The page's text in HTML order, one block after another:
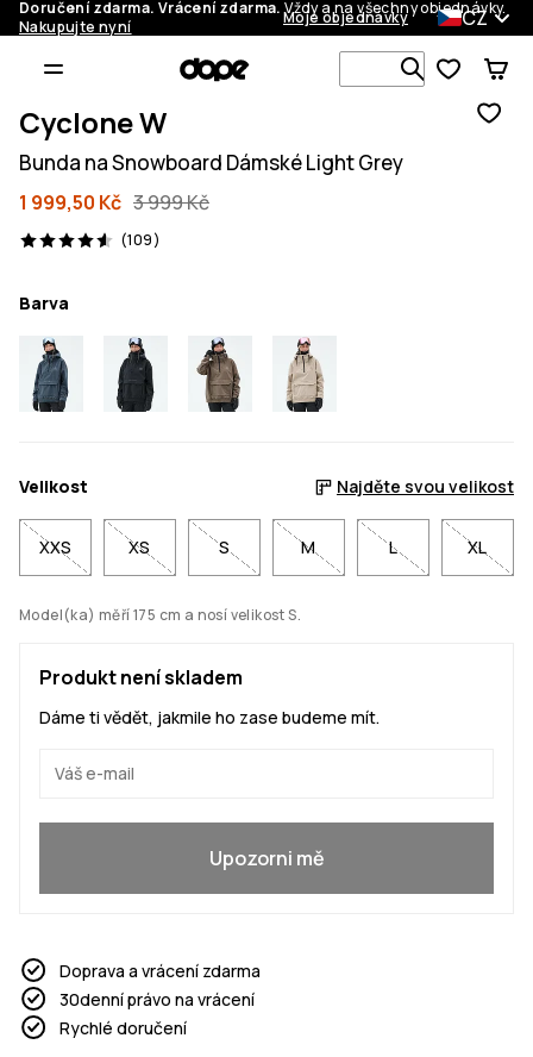
Doručení zdarma. Vrácení zdarma.Vždy a na všechny objednávky.
Nakupujte nyní
Moje objednávky CZ
Vyhledávej
Cyclone W
Bunda na Snowboard Dámské Light Grey
1 999,50 Kč 3 999 Kč
(109)
109 recenze, 4.6/5
Barva
Velikost Najděte svou velikost
XXS XS S M L XL
Model(ka) měří 175 cm a nosí velikost S.
Produkt není skladem
Dáme ti vědět, jakmile ho zase budeme mít.
Upozorni mě
Doprava a vrácení zdarma
30denní právo na vrácení
Rychlé doručení